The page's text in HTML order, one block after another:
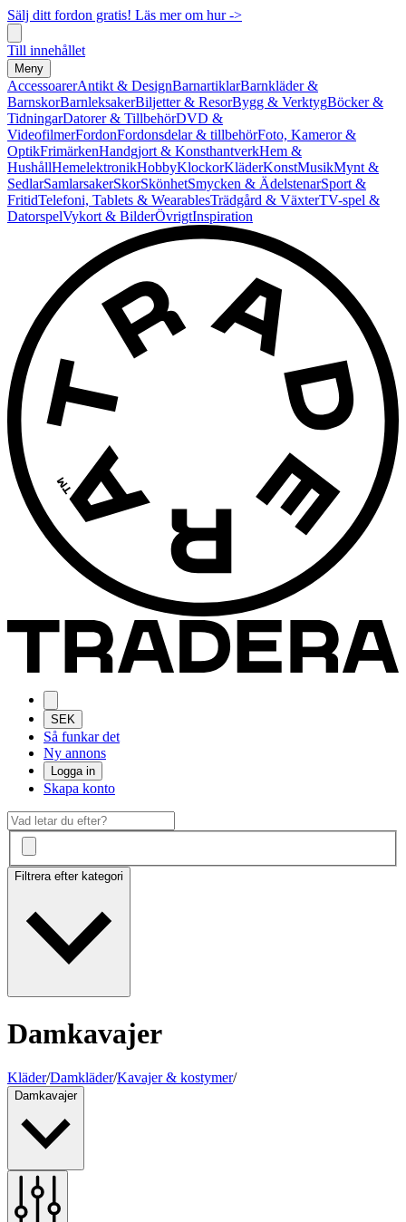
Sälj ditt fordon gratis! Läs mer om hur ->
Till innehållet
Meny
AccessoarerAntikt & DesignBarnartiklarBarnkläder &
BarnskorBarnleksakerBiljetter & ResorBygg & VerktygBöcker &
TidningarDatorer & TillbehörDVD &
VideofilmerFordonFordonsdelar & tillbehörFoto, Kameror &
OptikFrimärkenHandgjort & KonsthantverkHem &
HushållHemelektronikHobbyKlockorKläderKonstMusikMynt &
SedlarSamlarsakerSkorSkönhetSmycken & ÄdelstenarSport &
FritidTelefoni, Tablets & WearablesTrädgård & VäxterTV-spel &
DatorspelVykort & BilderÖvrigtInspiration
SEK
Så funkar det
Ny annons
Logga in
Skapa konto
Filtrera efter kategori
Damkavajer
Kläder/Damkläder/Kavajer & kostymer/
Damkavajer